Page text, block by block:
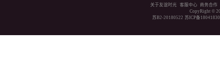
关于友谊时光 客服中心 商务合作
CopyRight ©
苏B2-20180522 苏ICP备